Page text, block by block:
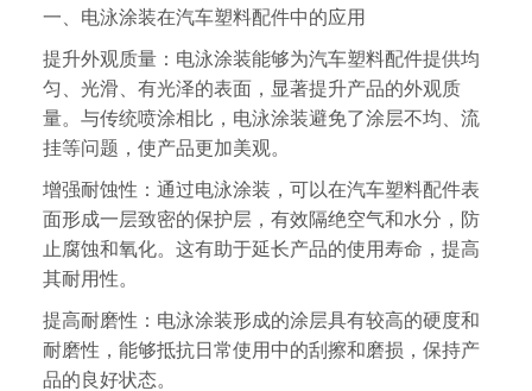
一、电泳涂装在汽车塑料配件中的应用
提升外观质量：电泳涂装能够为汽车塑料配件提供均
匀、光滑、有光泽的表面，显著提升产品的外观质
量。与传统喷涂相比，电泳涂装避免了涂层不均、流
挂等问题，使产品更加美观。
增强耐蚀性：通过电泳涂装，可以在汽车塑料配件表
面形成一层致密的保护层，有效隔绝空气和水分，防
止腐蚀和氧化。这有助于延长产品的使用寿命，提高
其耐用性。
提高耐磨性：电泳涂装形成的涂层具有较高的硬度和
耐磨性，能够抵抗日常使用中的刮擦和磨损，保持产
品的良好状态。